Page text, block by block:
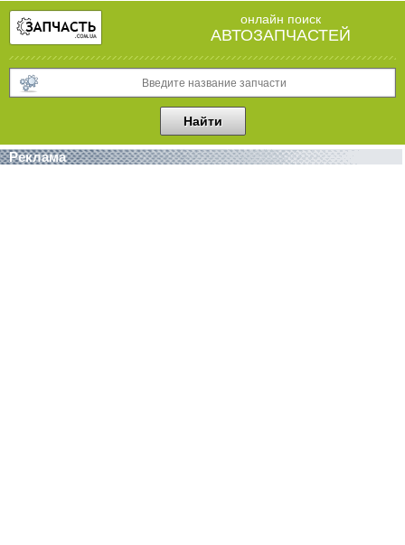
онлайн поиск
АВТОЗАПЧАСТЕЙ
Реклама